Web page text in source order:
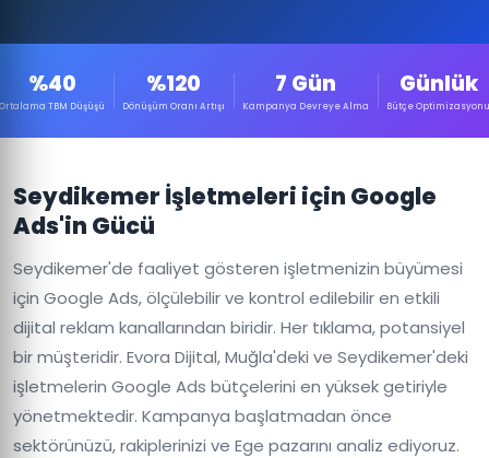
%40
Ortalama TBM Düşüşü
%120
Dönüşüm Oranı Artışı
7 Gün
Kampanya Devreye Alma
Günlük
Bütçe Optimizasyonu
Seydikemer İşletmeleri için Google
Ads'in Gücü
Seydikemer'de faaliyet gösteren işletmenizin büyümesi
için Google Ads, ölçülebilir ve kontrol edilebilir en etkili
dijital reklam kanallarından biridir. Her tıklama, potansiyel
bir müşteridir. Evora Dijital, Muğla'deki ve Seydikemer'deki
işletmelerin Google Ads bütçelerini en yüksek getiriyle
yönetmektedir. Kampanya başlatmadan önce
sektörünüzü, rakiplerinizi ve Ege pazarını analiz ediyoruz.